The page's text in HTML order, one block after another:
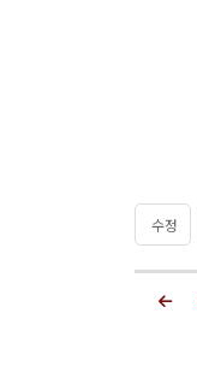
수정